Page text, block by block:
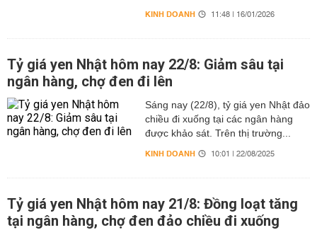
KINH DOANH 11:48 | 16/01/2026
Tỷ giá yen Nhật hôm nay 22/8: Giảm sâu tại
ngân hàng, chợ đen đi lên
Sáng nay (22/8), tỷ giá yen Nhật đảo
chiều đi xuống tại các ngân hàng
được khảo sát. Trên thị trường...
KINH DOANH 10:01 | 22/08/2025
Tỷ giá yen Nhật hôm nay 21/8: Đồng loạt tăng
tại ngân hàng, chợ đen đảo chiều đi xuống